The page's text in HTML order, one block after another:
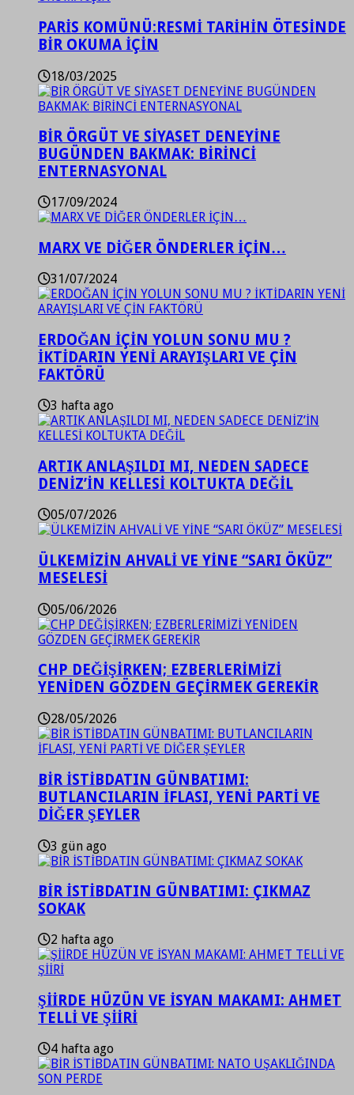
PARİS KOMÜNÜ:RESMİ TARİHİN ÖTESİNDE
BİR OKUMA İÇİN
18/03/2025
BİR ÖRGÜT VE SİYASET DENEYİNE
BUGÜNDEN BAKMAK: BİRİNCİ
ENTERNASYONAL
17/09/2024
MARX VE DİĞER ÖNDERLER İÇİN…
31/07/2024
ERDOĞAN İÇİN YOLUN SONU MU ?
İKTİDARIN YENİ ARAYIŞLARI VE ÇİN
FAKTÖRÜ
3 hafta ago
ARTIK ANLAŞILDI MI, NEDEN SADECE
DENİZ’İN KELLESİ KOLTUKTA DEĞİL
05/07/2026
ÜLKEMİZİN AHVALİ VE YİNE “SARI ÖKÜZ”
MESELESİ
05/06/2026
CHP DEĞİŞİRKEN; EZBERLERİMİZİ
YENİDEN GÖZDEN GEÇİRMEK GEREKİR
28/05/2026
BİR İSTİBDATIN GÜNBATIMI:
BUTLANCILARIN İFLASI, YENİ PARTİ VE
DİĞER ŞEYLER
3 gün ago
BİR İSTİBDATIN GÜNBATIMI: ÇIKMAZ
SOKAK
2 hafta ago
ŞİİRDE HÜZÜN VE İSYAN MAKAMI: AHMET
TELLİ VE ŞİİRİ
4 hafta ago